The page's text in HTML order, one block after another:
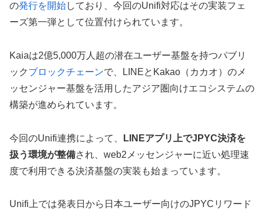
の発行を開始しており、今回のUnifi対応はその実装フェ
ーズ第一弾として位置付けられています。
Kaiaは2億5,000万人超の潜在ユーザー基盤を持つパブリ
ック ブロックチェーンで、LINEとKakao（カカオ）のメ
ッセンジャー基盤を活用したアジア圏向けエコシステムの
構築が進められています。
今回のUnifi連携によって、
LINEアプリ上でJPYC決済を
扱う環境が整備され、web2メッセンジャーに近い処理速
度で利用できる決済基盤の実装も始まっています。
Unifi上では発表日から日本ユーザー向けのJPYCリワード